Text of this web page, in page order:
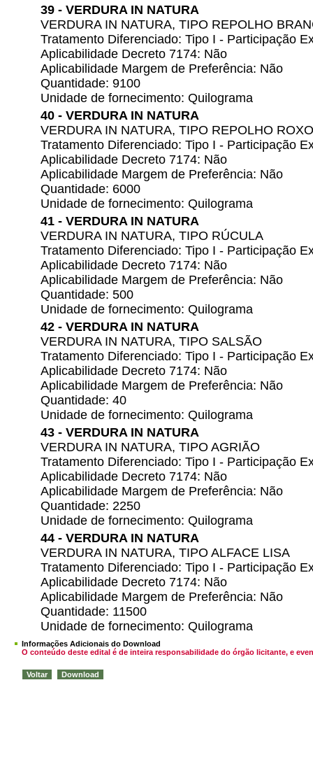
39 - VERDURA IN NATURA
VERDURA IN NATURA, TIPO REPOLHO
Tratamento Diferenciado: Tipo I - Participação
Aplicabilidade Decreto 7174: Não
Aplicabilidade Margem de Preferência: Não
Quantidade: 9100
Unidade de fornecimento: Quilograma
40 - VERDURA IN NATURA
VERDURA IN NATURA, TIPO REPOLHO ROXO
Tratamento Diferenciado: Tipo I - Participação
Aplicabilidade Decreto 7174: Não
Aplicabilidade Margem de Preferência: Não
Quantidade: 6000
Unidade de fornecimento: Quilograma
41 - VERDURA IN NATURA
VERDURA IN NATURA, TIPO RÚCULA
Tratamento Diferenciado: Tipo I - Participação
Aplicabilidade Decreto 7174: Não
Aplicabilidade Margem de Preferência: Não
Quantidade: 500
Unidade de fornecimento: Quilograma
42 - VERDURA IN NATURA
VERDURA IN NATURA, TIPO SALSÃO
Tratamento Diferenciado: Tipo I - Participação
Aplicabilidade Decreto 7174: Não
Aplicabilidade Margem de Preferência: Não
Quantidade: 40
Unidade de fornecimento: Quilograma
43 - VERDURA IN NATURA
VERDURA IN NATURA, TIPO AGRIÃO
Tratamento Diferenciado: Tipo I - Participação
Aplicabilidade Decreto 7174: Não
Aplicabilidade Margem de Preferência: Não
Quantidade: 2250
Unidade de fornecimento: Quilograma
44 - VERDURA IN NATURA
VERDURA IN NATURA, TIPO ALFACE LISA
Tratamento Diferenciado: Tipo I - Participação
Aplicabilidade Decreto 7174: Não
Aplicabilidade Margem de Preferência: Não
Quantidade: 11500
Unidade de fornecimento: Quilograma
Informações Adicionais do Download
O conteúdo deste edital é de inteira responsabilidade do órgão licitante, e